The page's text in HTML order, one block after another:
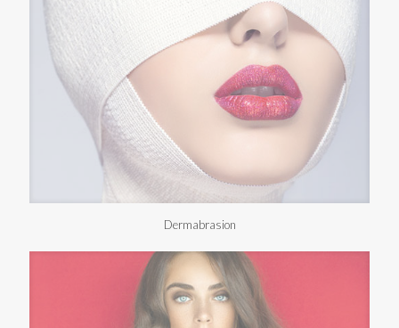
Dermabrasion